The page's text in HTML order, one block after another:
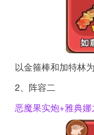
以金箍棒和加特林
2、阵容二
恶魔果实炮+雅典